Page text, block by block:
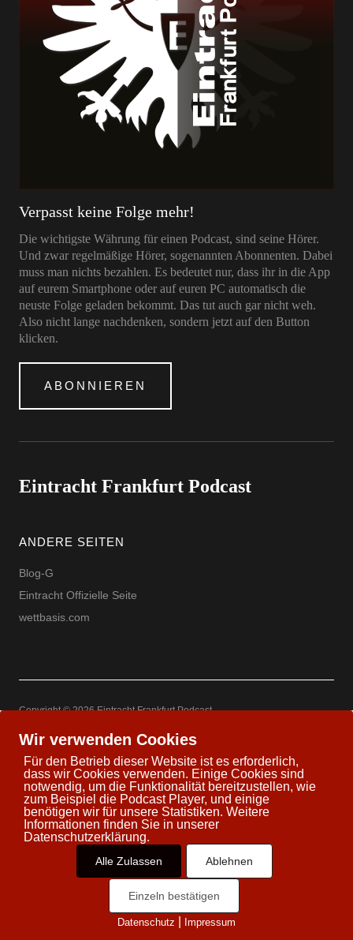
Verpasst keine Folge mehr!
Die wichtigste Währung für einen Podcast, sind seine Hörer.
Und zwar regelmäßige Hörer, sogenannten Abonnenten. Dabei
muss man nichts bezahlen. Es bedeutet nur, dass ihr in die App
auf eurem Smartphone oder auf euren PC automatisch die
neuste Folge geladen bekommt. Das tut auch gar nicht weh.
Also nicht lange nachdenken, sondern jetzt auf den Button
klicken.
ABONNIEREN
Eintracht Frankfurt Podcast
ANDERE SEITEN
Blog-G
Eintracht Offizielle Seite
wettbasis.com
Copyright © 2026 Eintracht Frankfurt Podcast
Theme: Uku byElmastudio
TwitterFacebook
Youtube
Google+
Wir verwenden Cookies
Für den Betrieb dieser Website ist es erforderlich,
dass wir Cookies verwenden. Einige Cookies sind
notwendig, um die Funktionalität bereitzustellen, wie
zum Beispiel die Podcast Player, und einige
benötigen wir für unsere Statistiken. Weitere
Informationen finden Sie in unserer
Datenschutzerklärung.
Alle Zulassen Ablehnen
Einzeln bestätigen
Datenschutz Impressum